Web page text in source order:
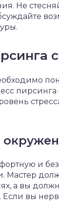
Не
пирсинга
и
Мастер
а вы
Если вы